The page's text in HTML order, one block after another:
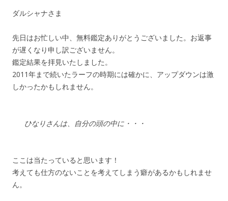
ダルシャナさま
先日はお忙しい中、無料鑑定ありがとうございました。お返事
が遅くなり申し訳ございません。
鑑定結果を拝見いたしました。
2011年まで続いたラーフの時期には確かに、アップダウンは激
しかったかもしれません。
ひなりさんは、自分の頭の中に・・・
ここは当たっていると思います！
考えても仕方のないことを考えてしまう癖があるかもしれませ
ん。